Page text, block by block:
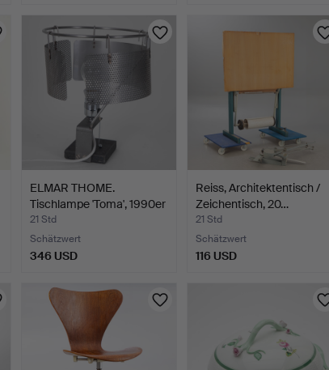
ELMAR THOME.
Tischlampe 'Toma', 1990er
Jah…
21 Std
Schätzwert
346 USD
Reiss, Architektentisch /
Zeichentisch, 20…
21 Std
Schätzwert
116 USD